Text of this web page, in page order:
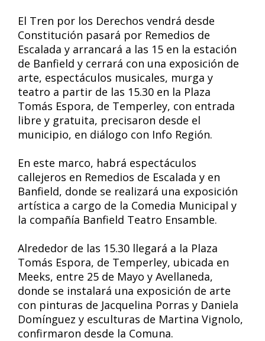
El Tren por los Derechos vendrá desde
Constitución pasará por Remedios de
Escalada y arrancará a las 15 en la estación
de Banfield y cerrará con una exposición de
arte, espectáculos musicales, murga y
teatro a partir de las 15.30 en la Plaza
Tomás Espora, de Temperley, con entrada
libre y gratuita, precisaron desde el
municipio, en diálogo con Info Región.
En este marco, habrá espectáculos
callejeros en Remedios de Escalada y en
Banfield, donde se realizará una exposición
artística a cargo de la Comedia Municipal y
la compañía Banfield Teatro Ensamble.
Alrededor de las 15.30 llegará a la Plaza
Tomás Espora, de Temperley, ubicada en
Meeks, entre 25 de Mayo y Avellaneda,
donde se instalará una exposición de arte
con pinturas de Jacquelina Porras y Daniela
Domínguez y esculturas de Martina Vignolo,
confirmaron desde la Comuna.